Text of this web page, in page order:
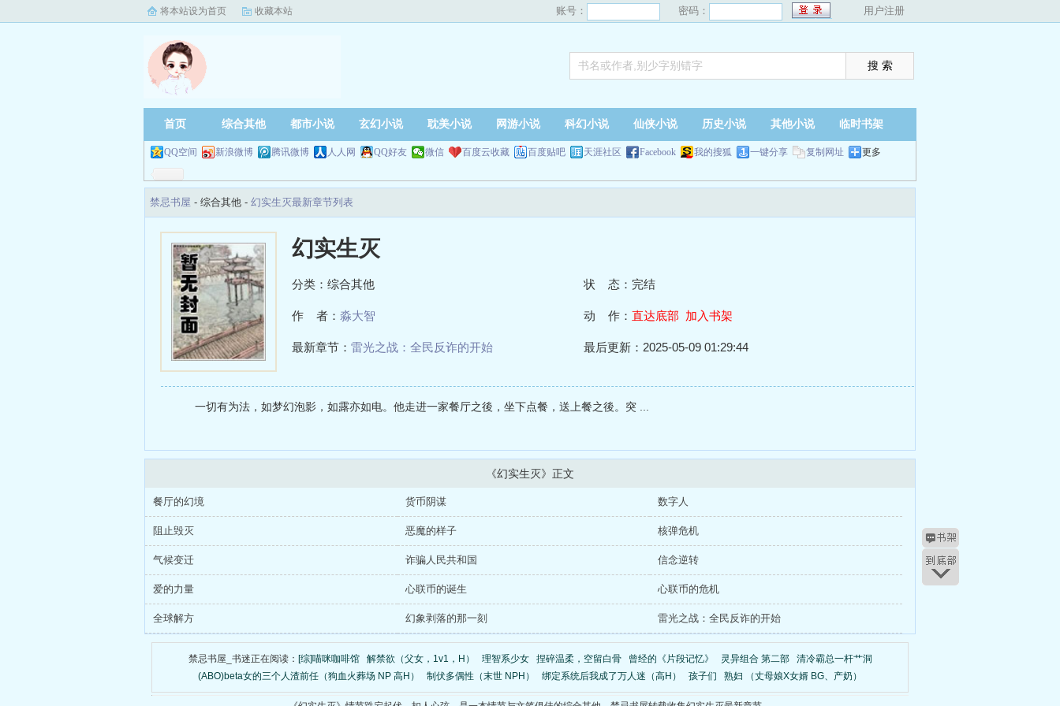
将本站设为首页 收藏本站 账号： 密码： 用户注册
首页 综合其他 都市小说 玄幻小说 耽美小说 网游小说 科幻小说 仙侠小说 历史小说 其他小说 临时书架
QQ空间 新浪微博 腾讯微博 人人网 QQ好友 微信 百度云收藏 百度贴吧 天涯社区 Facebook 我的搜狐 一键分享 复制网址 更多
禁忌书屋 - 综合其他 - 幻实生灭最新章节列表
幻实生灭
分类：综合其他 状 态：完结
作 者： 淼大智 动 作： 直达底部 加入书架
最新章节： 雷光之战：全民反诈的开始 最后更新：2025-05-09 01:29:44
一切有为法，如梦幻泡影，如露亦如电。他走进一家餐厅之後，坐下点餐，送上餐之後。突 ...
《幻实生灭》正文
餐厅的幻境 货币阴谋 数字人
阻止毁灭 恶魔的样子 核弹危机
气候变迁 诈骗人民共和国 信念逆转
爱的力量 心联币的诞生 心联币的危机
全球解方 幻象剥落的那一刻 雷光之战：全民反诈的开始
禁忌书屋_书迷正在阅读： [综]喵咪咖啡馆 解禁欲（父女，1v1，H） 理智系少女 捏碎温柔，空留白骨 曾经的《片段记忆》 灵异组合 第二部
清冷霸总一杆艹洞
(ABO)beta女的三个人渣前任（狗血火葬场 NP 高H）
制伏多偶性（末世 NPH） 绑定系统后我成了万人迷（高H） 孩子们 熟妇 （丈母娘X女婿 BG、产奶）